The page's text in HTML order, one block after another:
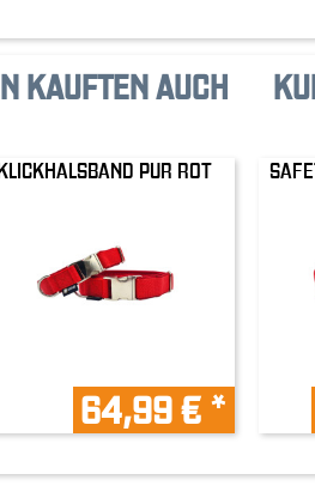
KAUFTEN AUCH
PUR ROT
64,99 € *